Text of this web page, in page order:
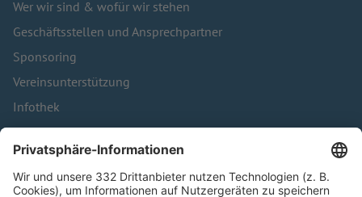
Wer wir sind & wofür wir stehen
Geschäftsstellen und Ansprechpartner
Sponsoring
Vereinsunterstützung
Infothek
Kontakt
HÄUFIG BESUCHTE SEITEN